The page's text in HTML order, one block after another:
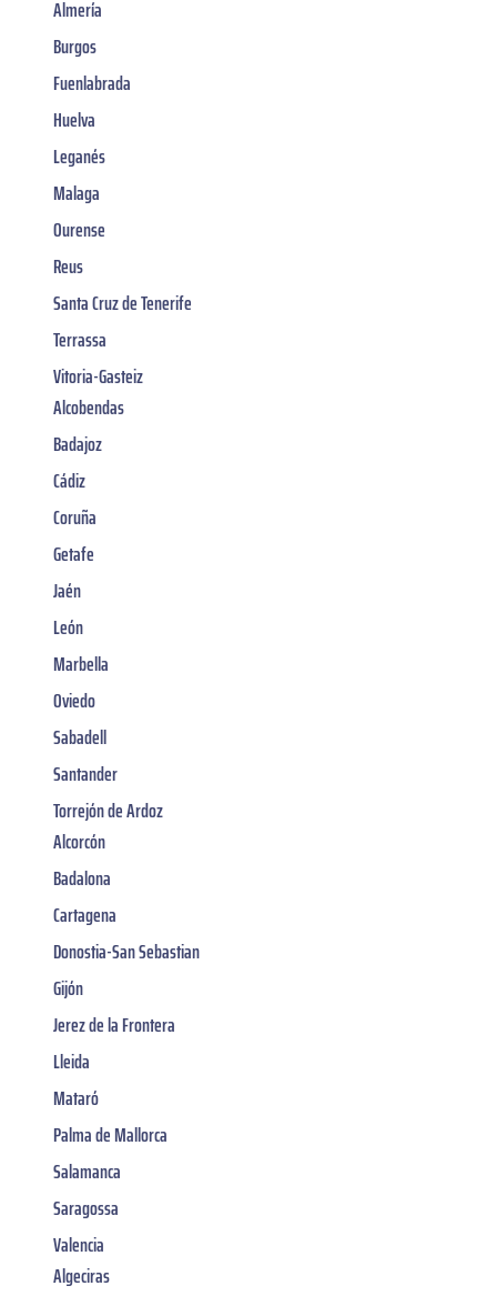
Almería
Burgos
Fuenlabrada
Huelva
Leganés
Malaga
Ourense
Reus
Santa Cruz de Tenerife
Terrassa
Vitoria-Gasteiz
Alcobendas
Badajoz
Cádiz
Coruña
Getafe
Jaén
León
Marbella
Oviedo
Sabadell
Santander
Torrejón de Ardoz
Alcorcón
Badalona
Cartagena
Donostia-San Sebastian
Gijón
Jerez de la Frontera
Lleida
Mataró
Palma de Mallorca
Salamanca
Saragossa
Valencia
Algeciras